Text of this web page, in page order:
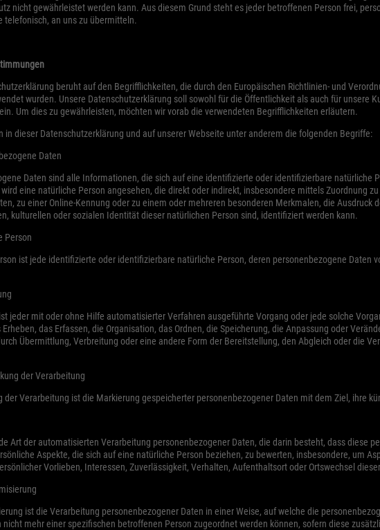
nicht gewährleistet werden kann. Aus diesem Grund steht es jeder betroffenen Person frei,
telefonisch, an uns zu übermitteln.
beruht auf den Begrifflichkeiten, die durch den Europäischen Richtlinien- und
wurden. Unsere Datenschutzerklärung soll sowohl für die Öffentlichkeit als auch für unsere
Um dies zu gewährleisten, möchten wir vorab die verwendeten Begrifflichkeiten erläutern.
in dieser Datenschutzerklärung und auf unserer Webseite unter anderem die folgenden Begriffe:
Daten
Daten sind alle Informationen, die sich auf eine identifizierte oder identifizierbare natürliche
eine natürliche Person angesehen, die direkt oder indirekt, insbesondere mittels Zuordnung
zu einer Online-Kennung oder zu einem oder mehreren besonderen Merkmalen, die Ausdruck
kulturellen oder sozialen Identität dieser natürlichen Person sind, identifiziert werden kann.
Person
ist jede identifizierte oder identifizierbare natürliche Person, deren personenbezogene Daten
jeder mit oder ohne Hilfe automatisierter Verfahren ausgeführte Vorgang oder jede solche
Erheben, das Erfassen, die Organisation, das Ordnen, die Speicherung, die Anpassung oder
Übermittlung, Verbreitung oder eine andere Form der Bereitstellung, den Abgleich oder die
der Verarbeitung
der Verarbeitung ist die Markierung gespeicherter personenbezogener Daten mit dem Ziel, ihre
Art der automatisierten Verarbeitung personenbezogener Daten, die darin besteht, dass diese
Aspekte, die sich auf eine natürliche Person beziehen, zu bewerten, insbesondere, um
Vorlieben, Interessen, Zuverlässigkeit, Verhalten, Aufenthaltsort oder Ortswechsel
ist die Verarbeitung personenbezogener Daten in einer Weise, auf welche die
mehr einer spezifischen betroffenen Person zugeordnet werden können, sofern diese
Externe Medien (5)
Cookie-Informationen anzeigen